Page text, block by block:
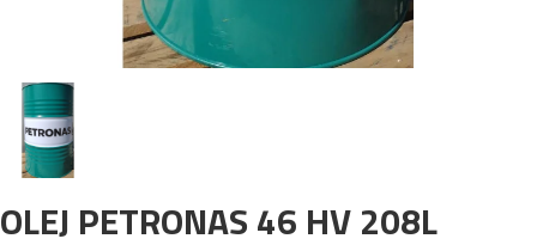
OLEJ PETRONAS 46 HV 208L